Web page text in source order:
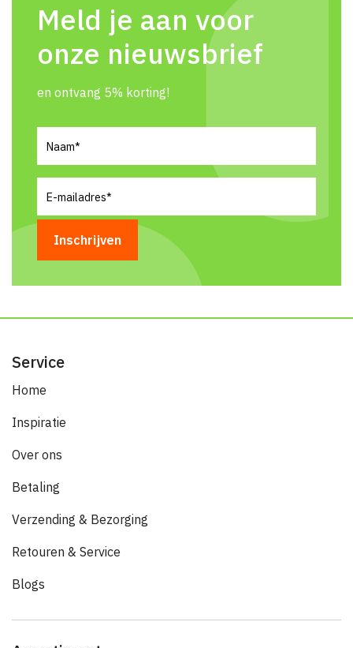
Meld je aan voor
onze nieuwsbrief
en ontvang 5% korting!
mailadres(Vereist)
Service
Home
Inspiratie
Over ons
Betaling
Verzending & Bezorging
Retouren & Service
Blogs